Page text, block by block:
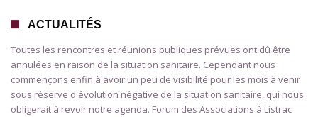
ACTUALITÉS
Toutes les rencontres et réunions publiques prévues ont dû être
annulées en raison de la situation sanitaire. Cependant nous
commençons enfin à avoir un peu de visibilité pour les mois à venir
sous réserve d'évolution négative de la situation sanitaire, qui nous
obligerait à revoir notre agenda. Forum des Associations à Listrac